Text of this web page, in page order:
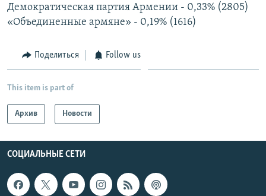
Все сайты Радио Азатутюн
Демократическая партия Армении - 0,33% (2805)
«Объединенные армяне» - 0,19% (1616)
Поделиться Follow us
This item is part of
Архив Новости
СОЦИАЛЬНЫЕ СЕТИ